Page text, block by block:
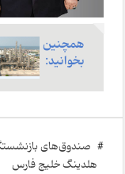
همچنین
بخوانید:
# صندوق‌های
هلدینگ خلیج فارس